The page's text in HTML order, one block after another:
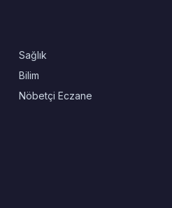
Sağlık
Bilim
Nöbetçi Eczane